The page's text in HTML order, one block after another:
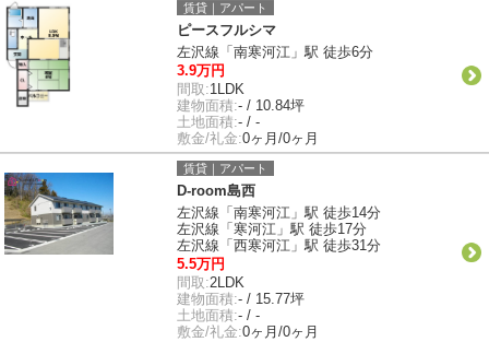
賃貸｜アパート
ピースフルシマ
左沢線「南寒河江」駅 徒歩6分
3.9万円
間取:1LDK
建物面積:- / 10.84坪
土地面積:- / -
敷金/礼金:0ヶ月/0ヶ月
賃貸｜アパート
D-room島西
左沢線「南寒河江」駅 徒歩14分
左沢線「寒河江」駅 徒歩17分
左沢線「西寒河江」駅 徒歩31分
5.5万円
間取:2LDK
建物面積:- / 15.77坪
土地面積:- / -
敷金/礼金:0ヶ月/0ヶ月